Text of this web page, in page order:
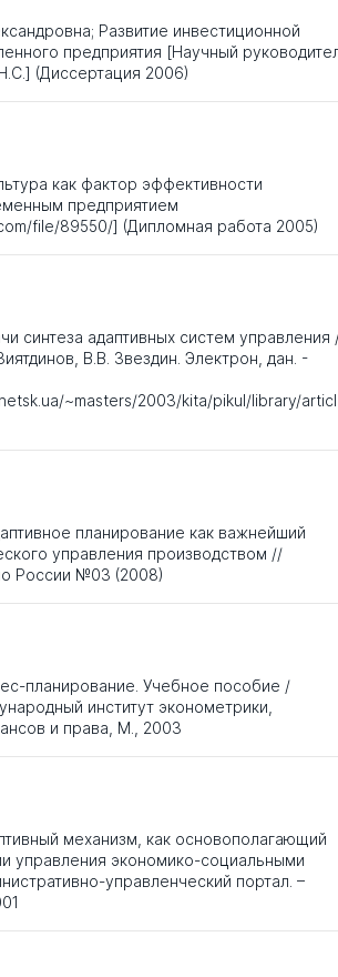
Развитие инвестиционной
предприятия [Научный
(Диссертация 2006)
как фактор эффективности
предприятием
file/89550/] (Дипломная работа 2005)
синтеза адаптивных систем управления
В.В. Звездин. Электрон, дан. -
~masters/2003/kita/pikul/library/
планирование как важнейший
управления производством //
России №03 (2008)
планирование. Учебное пособие /
институт эконометрики,
и права, М., 2003
механизм, как основополагающий
управления экономико-социальными
управленческий портал. –